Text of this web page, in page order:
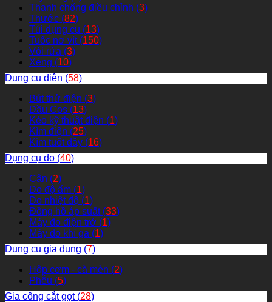
Thanh chống điều chỉnh (3)
Thước (82)
Túi dụng cụ (13)
Tuốc nơ vít (150)
Vòi rửa (3)
Xẻng (10)
Dụng cụ điện (58)
Bút thử điện (3)
Đầu Cos (13)
Kéo kỹ thuật điện (1)
Kìm điện (25)
Kìm tuốt dây (16)
Dụng cụ đo (40)
Cân (2)
Đo độ ẩm (1)
Đo nhiệt độ (1)
Đồng hồ áp suất (33)
Máy đo điện trở (1)
Máy đo khí ga (1)
Dụng cụ gia dụng (7)
Hộp cơm - cà mèn (2)
Phễu (5)
Gia công cắt gọt (28)